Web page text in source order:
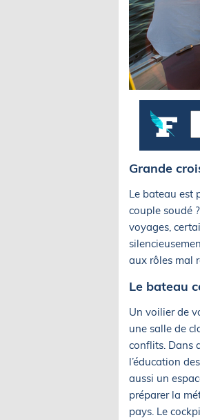
Grande
Le bateau est
couple soudé
voyages,
aux rôles mal
Le bateau
Un voilier de
une salle de
conflits. Dans
l’éducation
aussi un
préparer la
pays. Le